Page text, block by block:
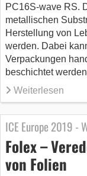
PC16S-wave RS.
metallischen
Herstellung von
werden. Dabei
Verpackungen
beschichtet
Weiterlesen
ICE Europe 2019 -
Folex –
von Folien